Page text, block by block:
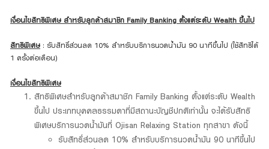
เงื่อนไขสิทธิพิเศษ สำหรับลูกค้าสมาชิก Family Banking ตั้งแต่ระดับ Wealth ขึ้นไป
สิทธิพิเศษ : รับสิทธิ์ส่วนลด 10% สำหรับบริการนวดน้ำมัน 90 นาทีขึ้นไป (ใช้สิทธิได้
1 ครั้งต่อเดือน)
เงื่อนไขสิทธิพิเศษ
สิทธิพิเศษสำหรับลูกค้าสมาชิก Family Banking ตั้งแต่ระดับ Wealth
ขึ้นไป ประเภทบุคคลธรรมดาที่มีสถานะบัญชีปกติเท่านั้น จะได้รับสิทธิ
พิเศษบริการนวดน้ำมันที่ Ojisan Relaxing Station ทุกสาขา ดังนี้
รับสิทธิ์ส่วนลด 10% สำหรับบริการนวดน้ำมัน 90 นาทีขึ้นไป